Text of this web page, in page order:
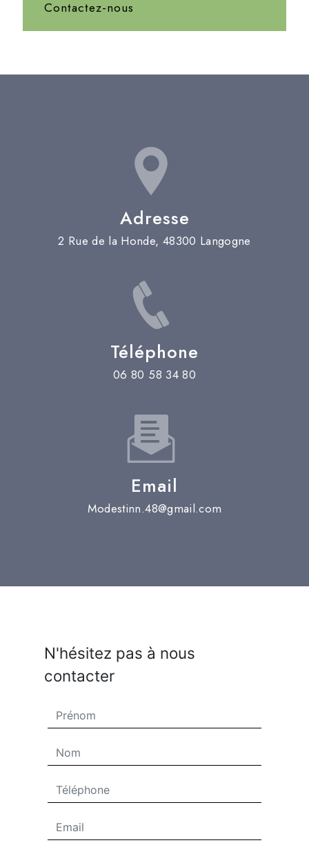
Contactez-nous
Adresse
2 Rue de la Honde, 48300 Langogne
Téléphone
06 80 58 34 80
Email
modestinn.48@gmail.com
N'hésitez pas à nous
contacter